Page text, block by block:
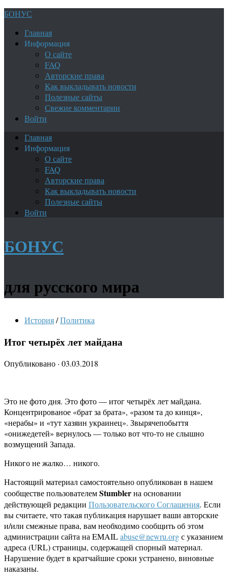
БОНУС
Главная
Информация
О сайте
FAQ
Авторские права
Как выкладывать новости
Полезные сайты
Свежие комментарии
Войти
Главная
Информация
О сайте
FAQ
Авторские права
Как выкладывать новости
Полезные сайты
Войти
БОНУС
для русского мира
История/Политика
Итог четырёх лет майдана
Опубликовано · 03.03.2018
Это не фото дня. Это фото — итог четырёх лет майдана.
Концентрированое «брат за брата», «разом та до кинця»,
«нерабы» и «тут хазяин украинец». Звырячепобыття
«онижедетей» вернулось — только вот что-то не слышно
возмущений Запада.
Никого не жалко… никого.
Настоящий материал самостоятельно опубликован в нашем
сообществе пользователемStumblerна основании
действующей редакции Пользовательского Соглашения. Если
вы считаете, что такая публикация нарушает ваши авторские
и/или смежные права, вам необходимо сообщить об этом
администрации сайта на EMAILabuse@newru.orgс указанием
адреса (URL) страницы, содержащей спорный материал.
Нарушение будет в кратчайшие сроки устранено, виновные
наказаны.